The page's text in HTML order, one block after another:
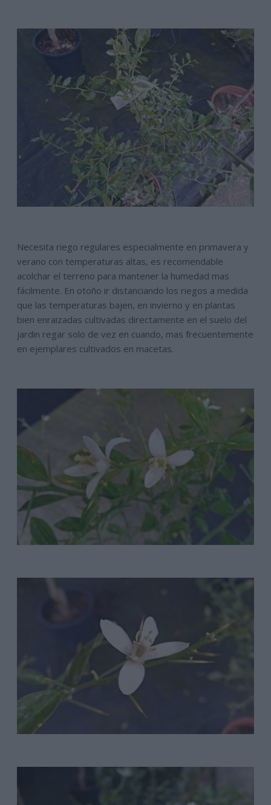
Necesita riego regulares especialmente en primavera y
verano con temperaturas altas, es recomendable
acolchar el terreno para mantener la humedad mas
fácilmente. En otoño ir distanciando los riegos a medida
que las temperaturas bajen, en invierno y en plantas
bien enraizadas cultivadas directamente en el suelo del
jardin regar solo de vez en cuando, mas frecuentemente
en ejemplares cultivados en macetas.